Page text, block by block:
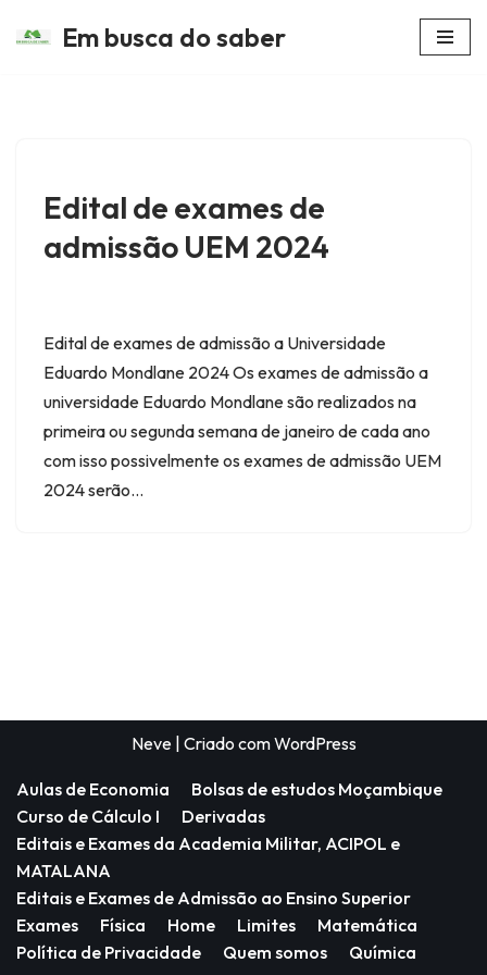
Em busca do saber
Edital de exames de
admissão UEM 2024
Edital de exames de admissão a Universidade
Eduardo Mondlane 2024 Os exames de admissão a
universidade Eduardo Mondlane são realizados na
primeira ou segunda semana de janeiro de cada ano
com isso possivelmente os exames de admissão UEM
2024 serão…
Neve| Criado comWordPress
Aulas de Economia
Bolsas de estudos Moçambique
Curso de Cálculo I
Derivadas
Editais e Exames da Academia Militar, ACIPOL e
MATALANA
Editais e Exames de Admissão ao Ensino Superior
Exames
Física Home Limites
Matemática
Política de Privacidade
Quem somos Química